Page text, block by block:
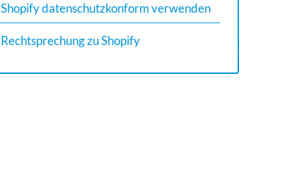
gelangen.
Benutzer
Shopify datenschutzkonform verwenden
Rechtsprechung zu Shopify